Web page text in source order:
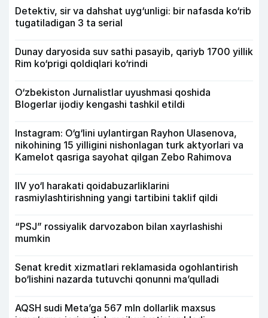
Detektiv, sir va dahshat uyg‘unligi: bir nafasda ko‘rib
tugatiladigan 3 ta serial
Dunay daryosida suv sathi pasayib, qariyb 1700 yillik
Rim ko‘prigi qoldiqlari ko‘rindi
O‘zbekiston Jurnalistlar uyushmasi qoshida
Blogerlar ijodiy kengashi tashkil etildi
Instagram: O‘g‘lini uylantirgan Rayhon Ulasenova,
nikohining 15 yilligini nishonlagan turk aktyorlari va
Kamelot qasriga sayohat qilgan Zebo Rahimova
IIV yo‘l harakati qoidabuzarliklarini
rasmiylashtirishning yangi tartibini taklif qildi
“PSJ” rossiyalik darvozabon bilan xayrlashishi
mumkin
Senat kredit xizmatlari reklamasida ogohlantirish
bo‘lishini nazarda tutuvchi qonunni ma’qulladi
AQSH sudi Meta’ga 567 mln dollarlik maxsus